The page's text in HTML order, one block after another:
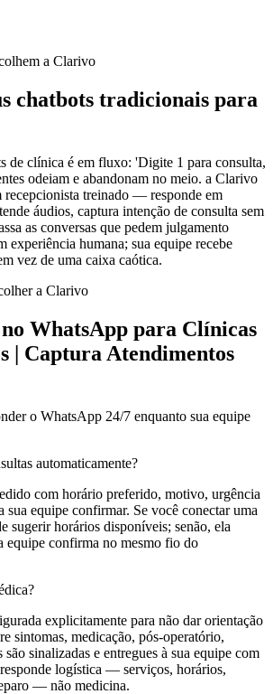
a Clarivo
chatbots tradicionais para
de clínica é em fluxo: 'Digite 1 para consulta,
odeiam e abandonam no meio. a Clarivo
recepcionista treinado — responde em
áudios, captura intenção de consulta sem
as conversas que pedem julgamento
experiência humana; sua equipe recebe
vez de uma caixa caótica.
a Clarivo
WhatsApp para Clínicas
| Captura Atendimentos
o WhatsApp 24/7 enquanto sua equipe
automaticamente?
com horário preferido, motivo, urgência
sua equipe confirmar. Se você conectar uma
sugerir horários disponíveis; senão, ela
equipe confirma no mesmo fio do
explicitamente para não dar orientação
sintomas, medicação, pós-operatório,
são sinalizadas e entregues à sua equipe com
logística — serviços, horários,
— não medicina.